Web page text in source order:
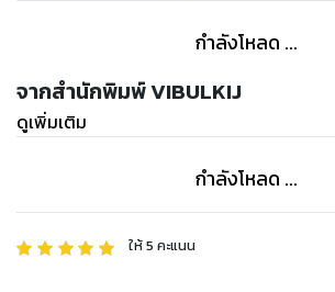
กำลังโหลด ...
จากสำนักพิมพ์ VIBULKIJ
ดูเพิ่มเติม
กำลังโหลด ...
ให้5 คะแนน